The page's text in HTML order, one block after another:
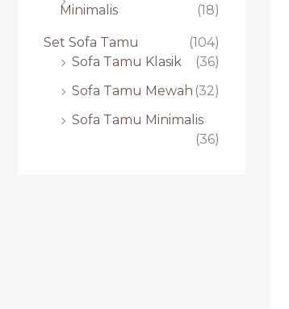
Minimalis
(18)
Set Sofa Tamu
(104)
Sofa Tamu Klasik
(36)
Sofa Tamu Mewah (32)
Sofa Tamu Minimalis
(36)